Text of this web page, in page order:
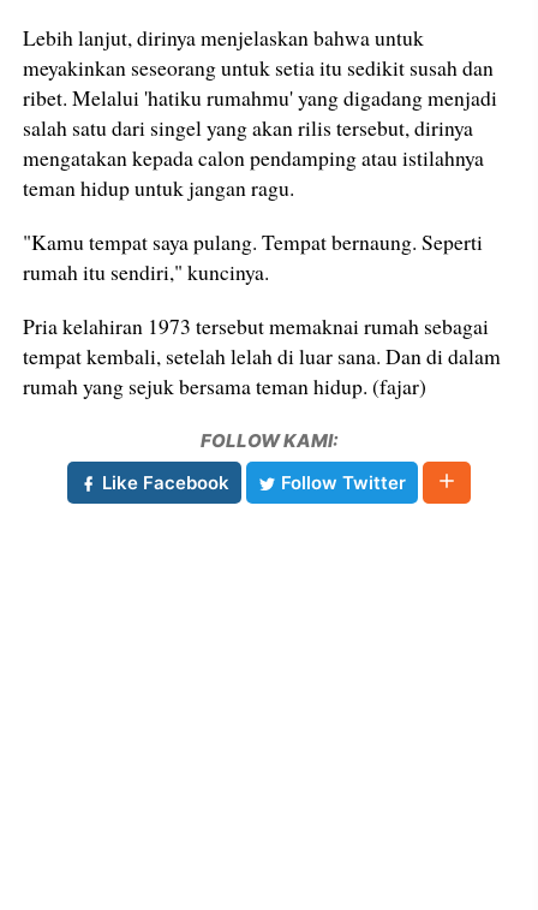
Lebih lanjut, dirinya menjelaskan bahwa untuk
meyakinkan seseorang untuk setia itu sedikit susah dan
ribet. Melalui 'hatiku rumahmu' yang digadang menjadi
salah satu dari singel yang akan rilis tersebut, dirinya
mengatakan kepada calon pendamping atau istilahnya
teman hidup untuk jangan ragu.
"Kamu tempat saya pulang. Tempat bernaung. Seperti
rumah itu sendiri," kuncinya.
Pria kelahiran 1973 tersebut memaknai rumah sebagai
tempat kembali, setelah lelah di luar sana. Dan di dalam
rumah yang sejuk bersama teman hidup. (fajar)
FOLLOW KAMI:
Like Facebook
Follow Twitter